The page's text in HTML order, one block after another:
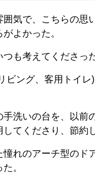
囲気で、こちらの思
よかった。
つも考えてくださっ
ビング、客用トイレ
手洗いの台を、以前
てくださり、節約
憧れのアーチ型のド
。